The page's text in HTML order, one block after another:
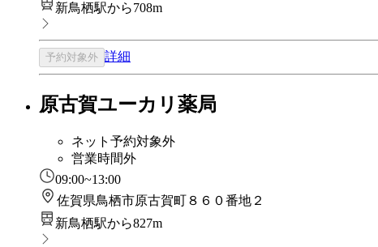
新鳥栖駅から708m
予約対象外 詳細
原古賀ユーカリ薬局
ネット予約対象外
営業時間外
09:00~13:00
佐賀県鳥栖市原古賀町８６０番地２
新鳥栖駅から827m